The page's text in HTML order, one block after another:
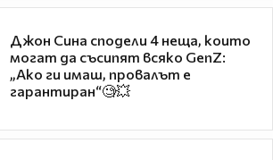
Джон Сина сподели 4 неща, които
могат да съсипят всяко GenZ:
„Ако ги имаш, провалът е
гарантиран“🧐💥